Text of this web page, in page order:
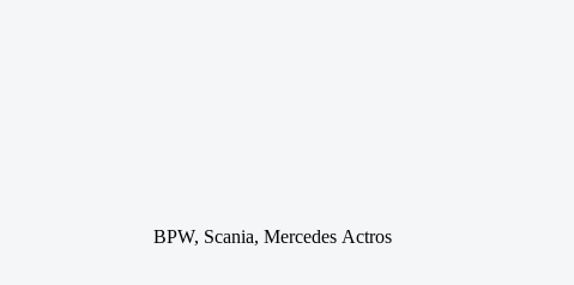
BPW, Scania, Mercedes Actros